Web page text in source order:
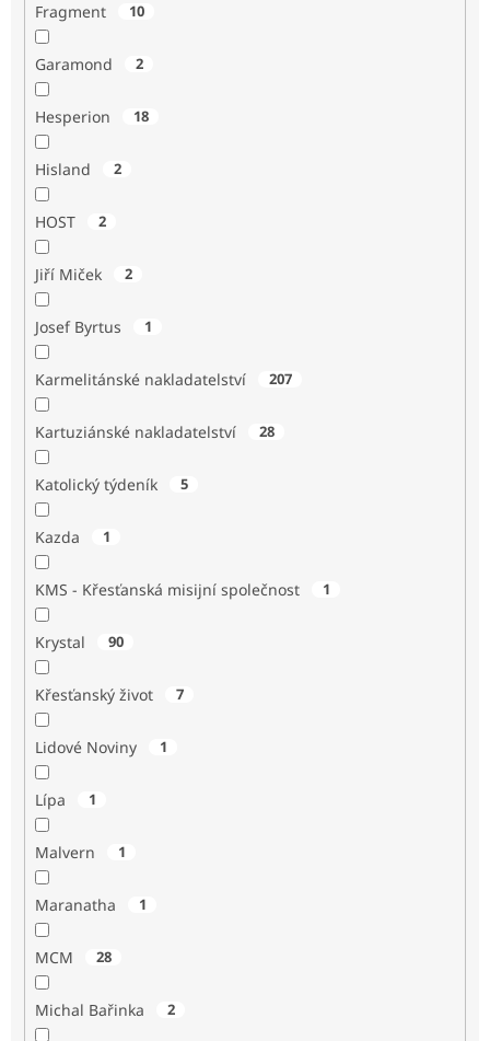
Fragment 10
Garamond 2
Hesperion 18
Hisland 2
HOST 2
Jiří Miček 2
Josef Byrtus 1
Karmelitánské nakladatelství 207
Kartuziánské nakladatelství 28
Katolický týdeník 5
Kazda 1
KMS - Křesťanská misijní společnost 1
Krystal 90
Křesťanský život 7
Lidové Noviny 1
Lípa 1
Malvern 1
Maranatha 1
MCM 28
Michal Bařinka 2